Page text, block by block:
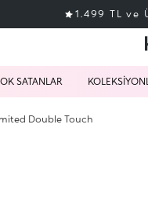
1.499 TL ve
SATANLAR
Double Touch